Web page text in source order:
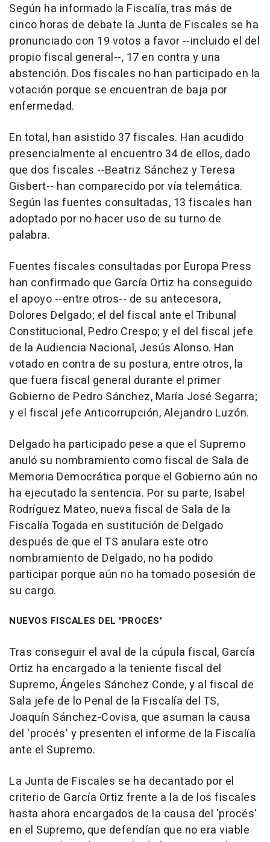
Según ha informado la Fiscalía, tras más de
cinco horas de debate la Junta de Fiscales se ha
pronunciado con 19 votos a favor --incluido el del
propio fiscal general--, 17 en contra y una
abstención. Dos fiscales no han participado en la
votación porque se encuentran de baja por
enfermedad.
En total, han asistido 37 fiscales. Han acudido
presencialmente al encuentro 34 de ellos, dado
que dos fiscales --Beatriz Sánchez y Teresa
Gisbert-- han comparecido por vía telemática.
Según las fuentes consultadas, 13 fiscales han
adoptado por no hacer uso de su turno de
palabra.
Fuentes fiscales consultadas por Europa Press
han confirmado que García Ortiz ha conseguido
el apoyo --entre otros-- de su antecesora,
Dolores Delgado; el del fiscal ante el Tribunal
Constitucional, Pedro Crespo; y el del fiscal jefe
de la Audiencia Nacional, Jesús Alonso. Han
votado en contra de su postura, entre otros, la
que fuera fiscal general durante el primer
Gobierno de Pedro Sánchez, María José Segarra;
y el fiscal jefe Anticorrupción, Alejandro Luzón.
Delgado ha participado pese a que el Supremo
anuló su nombramiento como fiscal de Sala de
Memoria Democrática porque el Gobierno aún no
ha ejecutado la sentencia. Por su parte, Isabel
Rodríguez Mateo, nueva fiscal de Sala de la
Fiscalía Togada en sustitución de Delgado
después de que el TS anulara este otro
nombramiento de Delgado, no ha podido
participar porque aún no ha tomado posesión de
su cargo.
NUEVOS FISCALES DEL 'PROCÉS'
Tras conseguir el aval de la cúpula fiscal, García
Ortiz ha encargado a la teniente fiscal del
Supremo, Ángeles Sánchez Conde, y al fiscal de
Sala jefe de lo Penal de la Fiscalía del TS,
Joaquín Sánchez-Covisa, que asuman la causa
del 'procés' y presenten el informe de la Fiscalía
ante el Supremo.
La Junta de Fiscales se ha decantado por el
criterio de García Ortiz frente a la de los fiscales
hasta ahora encargados de la causa del 'procés'
en el Supremo, que defendían que no era viable